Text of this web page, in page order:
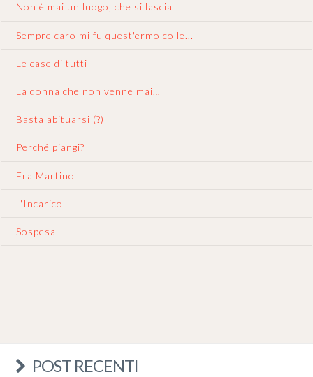
Non è mai un luogo, che si lascia
Sempre caro mi fu quest'ermo colle...
Le case di tutti
La donna che non venne mai…
Basta abituarsi (?)
Perché piangi?
Fra Martino
L'Incarico
Sospesa
POST RECENTI